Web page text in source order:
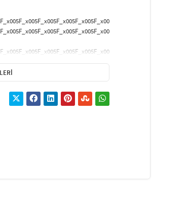
çift katlı ve kalın yapısıyla
hem
sahiptir ve sunumlara zarif bir